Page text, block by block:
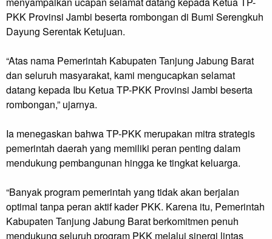
PKK Provinsi Jambi beserta rombongan di Bumi Serengkuh
Dayung Serentak Ketujuan.
“Atas nama Pemerintah Kabupaten Tanjung Jabung Barat
dan seluruh masyarakat, kami mengucapkan selamat
datang kepada Ibu Ketua TP-PKK Provinsi Jambi beserta
rombongan,” ujarnya.
Ia menegaskan bahwa TP-PKK merupakan mitra strategis
pemerintah daerah yang memiliki peran penting dalam
mendukung pembangunan hingga ke tingkat keluarga.
“Banyak program pemerintah yang tidak akan berjalan
optimal tanpa peran aktif kader PKK. Karena itu, Pemerintah
Kabupaten Tanjung Jabung Barat berkomitmen penuh
mendukung seluruh program PKK melalui sinergi lintas